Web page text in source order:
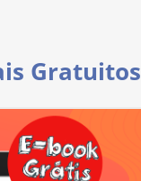
Gratuitos